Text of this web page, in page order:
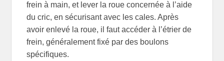
frein à main, et lever la roue concernée à l’aide
du cric, en sécurisant avec les cales. Après
avoir enlevé la roue, il faut accéder à l’étrier de
frein, généralement fixé par des boulons
spécifiques.